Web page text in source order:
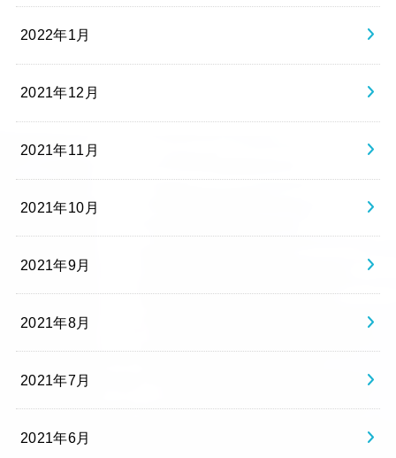
2022年1月
2021年12月
2021年11月
2021年10月
2021年9月
2021年8月
2021年7月
2021年6月